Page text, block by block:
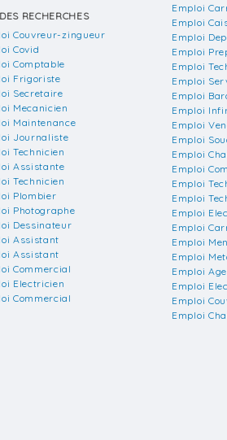
RECHERCHES
Couvreur-zingueur
Covid
Comptable
Frigoriste
Secretaire
Mecanicien
Maintenance
Journaliste
Technicien
Assistante
Technicien
Plombier
Photographe
Dessinateur
Assistant
Assistant
Commercial
Electricien
Commercial
Emploi
Emploi
Emploi
Emploi
Emploi
Emploi
Emploi
Emploi
Emploi
Emploi
Emploi
Emploi
Emploi
Emploi
Emploi
Emploi
Emploi
Emploi
Emploi
Emploi
Emploi
Emploi